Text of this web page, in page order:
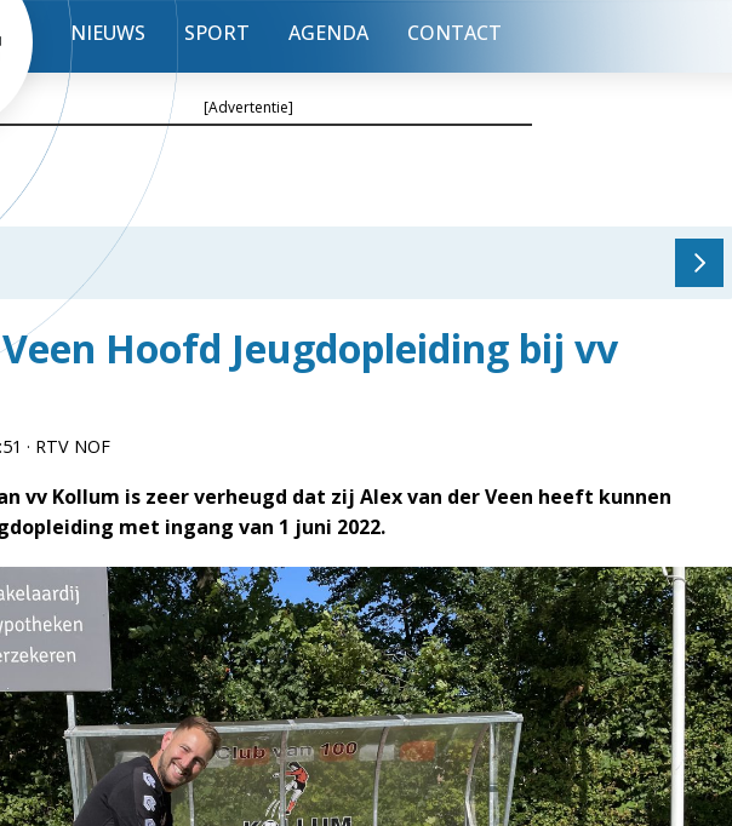
NIEUWS SPORT AGENDA CONTACT
[Advertentie]
Hoofd Jeugdopleiding bij vv
· RTV NOF
vv Kollum is zeer verheugd dat zij Alex van der Veen heeft kunnen
met ingang van 1 juni 2022.